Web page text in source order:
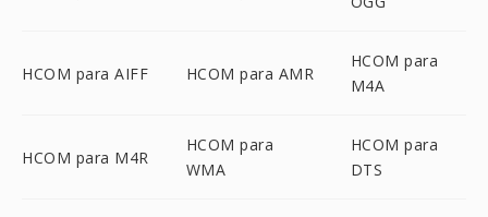
HCOM para AIFF HCOM para AMR
HCOM para
M4A
HCOM para M4R
HCOM para
WMA
HCOM para
DTS